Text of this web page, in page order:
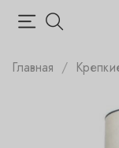
Главная